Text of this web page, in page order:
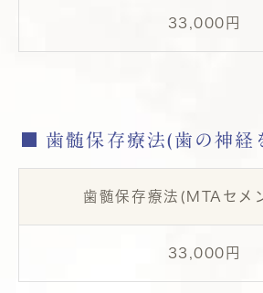
33,000円
歯髄保存療法(歯の神経
歯髄保存療法(MTAセメ
33,000円